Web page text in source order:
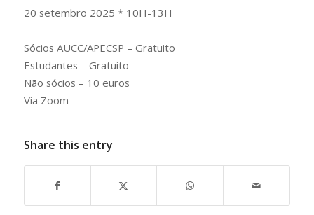
20 setembro 2025 * 10H-13H
Sócios AUCC/APECSP – Gratuito
Estudantes – Gratuito
Não sócios – 10 euros
Via Zoom
Share this entry